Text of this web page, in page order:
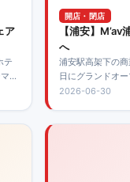
ア
テ
に
ま
開店・閉店
【浦安】
へ
浦安駅高架下の
日にグランドオ
が加わります。
2026-06-30